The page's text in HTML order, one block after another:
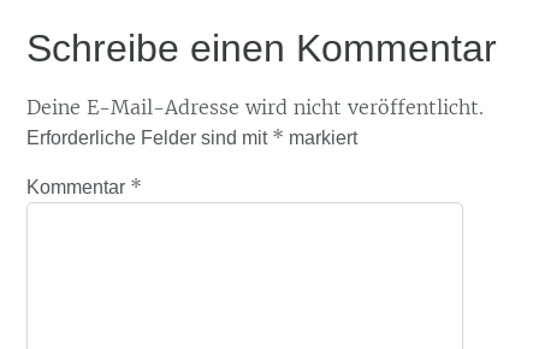
Schreibe einen Kommentar
Deine E-Mail-Adresse wird nicht veröffentlicht.
Erforderliche Felder sind mit * markiert
Kommentar *